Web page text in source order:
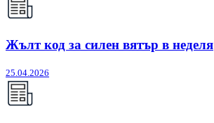
Жълт код за силен вятър в неделя
25.04.2026